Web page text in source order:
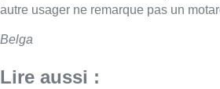
autre usager ne remarque pas un
Belga
Lire aussi :